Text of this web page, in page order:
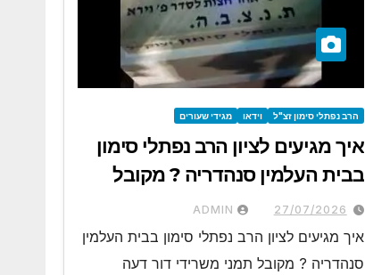
הרב נפתלי סימון זצ"ל וידאו מגידי שעורים
איך מגיעים לציון הרב נפתלי סימון
בבית העלמין סנהדריה ? מקובל
תמני משרידי דור דעה
27/07/2026
ADMIN
איך מגיעים לציון הרב נפתלי סימון בבית העלמין
סנהדריה ? מקובל תמני משרידי דור דעה